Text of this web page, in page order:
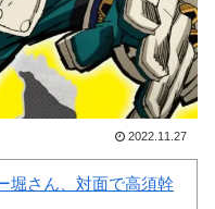
の反応
by livedoor 相互RSS
2022.11.27
堀さん、対面で高須幹